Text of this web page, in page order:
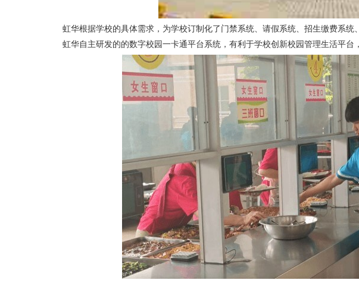
虹华根据学校的具体需求， 为学校订制化了门禁系统、 请假系统、 招生缴费系统、
虹华自主研发的的数字校园一卡通平台系统，有利于学校创新校园管理生活平台